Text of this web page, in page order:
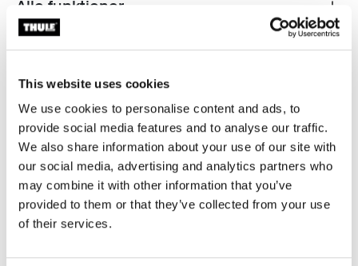
This website uses cookies
We use cookies to personalise content and ads, to
provide social media features and to analyse our traffic.
We also share information about your use of our site with
our social media, advertising and analytics partners who
may combine it with other information that you’ve
provided to them or that they’ve collected from your use
of their services.
Toggle features
Alle funktioner
Toggle techspec
Tekniske specifikationer
Instruktioner
Toggle overview
Anmeldelser